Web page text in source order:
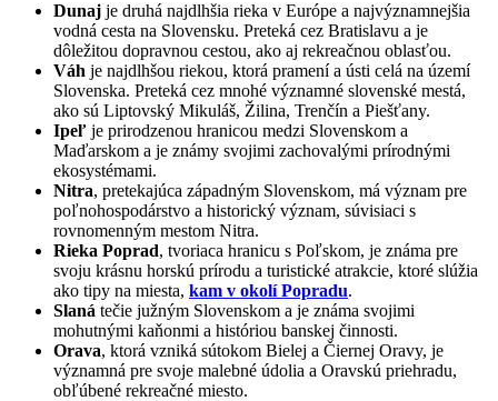
Dunaj je druhá najdlhšia rieka v Európe a najvýznamnejšia
vodná cesta na Slovensku. Preteká cez Bratislavu a je
dôležitou dopravnou cestou, ako aj rekreačnou oblasťou.
Váh je najdlhšou riekou, ktorá pramení a ústi celá na území
Slovenska. Preteká cez mnohé významné slovenské mestá,
ako sú Liptovský Mikuláš, Žilina, Trenčín a Piešťany.
Ipeľ je prirodzenou hranicou medzi Slovenskom a
Maďarskom a je známy svojimi zachovalými prírodnými
ekosystémami.
Nitra, pretekajúca západným Slovenskom, má význam pre
poľnohospodárstvo a historický význam, súvisiaci s
rovnomenným mestom Nitra.
Rieka Poprad, tvoriaca hranicu s Poľskom, je známa pre
svoju krásnu horskú prírodu a turistické atrakcie, ktoré slúžia
ako tipy na miesta, kam v okolí Popradu.
Slaná tečie južným Slovenskom a je známa svojimi
mohutnými kaňonmi a históriou banskej činnosti.
Orava, ktorá vzniká sútokom Bielej a Čiernej Oravy, je
významná pre svoje malebné údolia a Oravskú priehradu,
obľúbené rekreačné miesto.